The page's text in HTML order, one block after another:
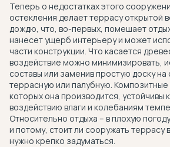
Теперь о недостатках этого
остекления делает террасу открытой
дождю, что, во-первых, помешает
нанесет ущерб интерьеру и может
части конструкции. Что касается
воздействие можно минимизировать,
составы или заменив простую доску на
террасную или палубную.
которых она производится, устойчивы
воздействию влаги и колебаниям
Относительно отдыха – в плохую
и потому, стоит ли сооружать террасу
нужно крепко задуматься.